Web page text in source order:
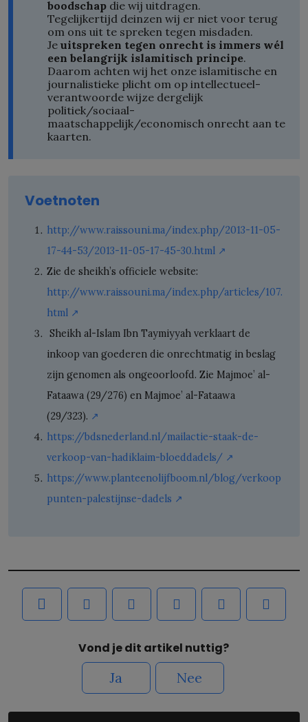
boodschap die wij uitdragen.
Tegelijkertijd deinzen wij er niet voor terug
om ons uit te spreken tegen misdaden.
Je uitspreken tegen onrecht is immers wél
een belangrijk islamitisch principe.
Daarom achten wij het onze islamitische en
journalistieke plicht om op intellectueel-
verantwoorde wijze dergelijk
politiek/sociaal-
maatschappelijk/economisch onrecht aan te
kaarten.
Voetnoten
http://www.raissouni.ma/index.php/2013-11-05-
17-44-53/2013-11-05-17-45-30.html ↗️
Zie de sheikh’s officiele website:
http://www.raissouni.ma/index.php/articles/107.
html ↗️
Sheikh al-Islam Ibn Taymiyyah verklaart de
inkoop van goederen die onrechtmatig in beslag
zijn genomen als ongeoorloofd. Zie Majmoe’ al-
Fataawa (29/276) en Majmoe’ al-Fataawa
(29/323). ↗️
https://bdsnederland.nl/mailactie-staak-de-
verkoop-van-hadiklaim-bloeddadels/ ↗️
https://www.planteenolijfboom.nl/blog/verkoop
punten-palestijnse-dadels ↗️
Vond je dit artikel nuttig?
Ja Nee